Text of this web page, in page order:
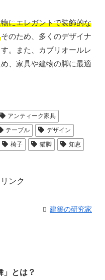
にエレガントで装飾的な
そのため、多くのデザイナ
。また、カブリオールレ
、家具や建物の脚に最適
アンティーク家具
テーブル
デザイン
椅子 猫脚
知恵
ンク
建築の研究家
」とは？